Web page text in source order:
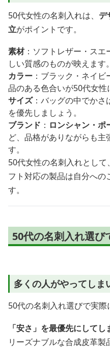
50代女性の名刺入れは、 デ
立がポイントです。
素材：ソフトレザー・スエ
しい質感のものが映えます。
カラー ：ブラック・ネイ
品のある色合いが50代女性
サイズ：バッグの中でかさ
を優先しましょう。
ブランド ： ロンシャン・
ど、品格がありながらも
す。
50代女性の名刺入れとし
フト対応の製品は自分へ
す。
50代の名刺入れ選び
多くの人がやってしま
50代の名刺入れ選びで実際
「安さ」を最優先にしてし
リーズナブルな合成皮革